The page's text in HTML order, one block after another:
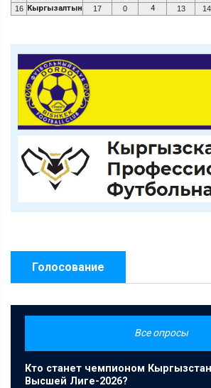
16 Кыргызалтын 17 0 4 13
Голосование
Все опросы
Кто станет чемпионом
Высшей Лиге-2026?